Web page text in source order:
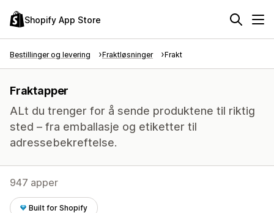
Shopify App Store
Bestillinger og levering Fraktløsninger Frakt
Fraktapper
ALt du trenger for å sende produktene til riktig
sted – fra emballasje og etiketter til
adressebekreftelse.
947 apper
Built for Shopify